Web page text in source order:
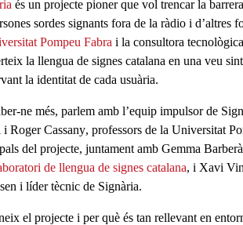
és un projecte pioner quevol trencar la
sordes signants fora de la ràdio i d’altres
Pompeu Fabra i la consultora tecnològica
la llengua de signes catalana en una veu
la identitat de cada usuària.
ne més, parlem amb l’equip impulsor de
i Roger Cassany, professors de la Universitat
del projecte, juntament amb Gemma Barberà
de llengua de signes catalana, i Xavi
i líder tècnic de Signària.
el projecte i per què és tan rellevant en